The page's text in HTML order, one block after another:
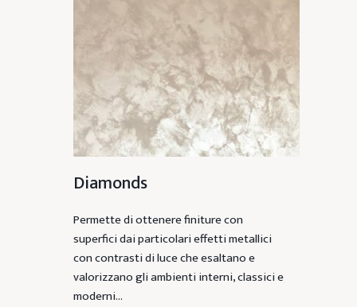
Diamonds
Permette di ottenere finiture con
superfici dai particolari effetti metallici
con contrasti di luce che esaltano e
valorizzano gli ambienti interni, classici e
moderni…